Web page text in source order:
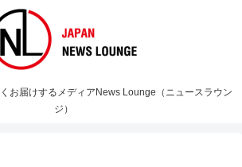
お届けするメディアNews Lounge（ニュースラウン
ジ）